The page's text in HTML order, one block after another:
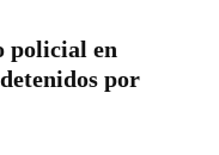
policial en
por